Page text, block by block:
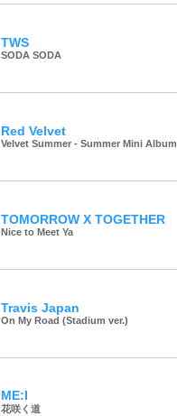
TWS
SODA SODA
Red Velvet
Velvet Summer - Summer Mini Album
TOMORROW X TOGETHER
Nice to Meet Ya
Travis Japan
On My Road (Stadium ver.)
ME:I
花咲く道